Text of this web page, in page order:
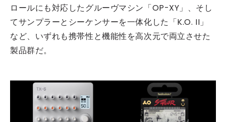
ロールにも対応したグルーヴマシン「OP-XY」、そし
てサンプラーとシーケンサーを一体化した「K.O. II」
など、いずれも携帯性と機能性を高次元で両立させた
製品群だ。